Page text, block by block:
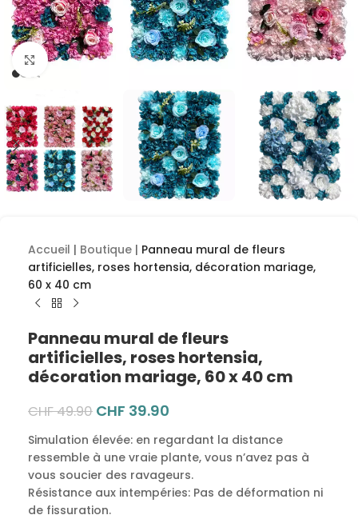
Cliquez pour agrandir
Accueil | Boutique | Panneau mural de fleurs
artificielles, roses hortensia, décoration mariage,
60 x 40 cm
Panneau mural de fleurs
artificielles, roses hortensia,
décoration mariage, 60 x 40 cm
CHF49.90 CHF 39.90
Simulation élevée: en regardant la distance
ressemble à une vraie plante, vous n’avez pas à
vous soucier des ravageurs.
Résistance aux intempéries: Pas de déformation ni
de fissuration.